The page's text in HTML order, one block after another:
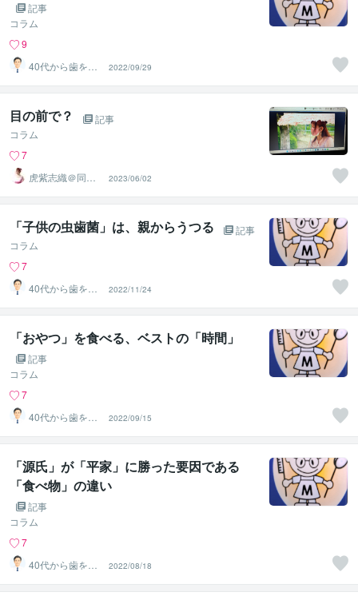
記事
コラム
9
40代から歯を失
わない個別相談
します
2022/09/29
目の前で？
記事
コラム
7
虎紫志織＠同じ
目線の『駆け込
み寺』
2023/06/02
「子供の虫歯菌」は、親からうつる
記事
コラム
7
40代から歯を失
わない個別相談
します
2022/11/24
「おやつ」を食べる、ベストの「時間」
記事
コラム
7
40代から歯を失
わない個別相談
します
2022/09/15
「源氏」が「平家」に勝った要因である
「食べ物」の違い
記事
コラム
7
40代から歯を失
わない個別相談
します
2022/08/18